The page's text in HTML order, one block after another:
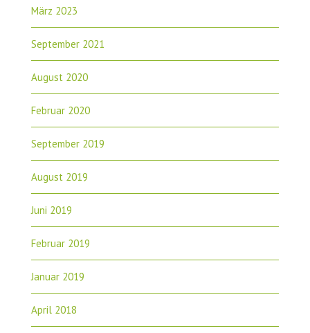
März 2023
September 2021
August 2020
Februar 2020
September 2019
August 2019
Juni 2019
Februar 2019
Januar 2019
April 2018